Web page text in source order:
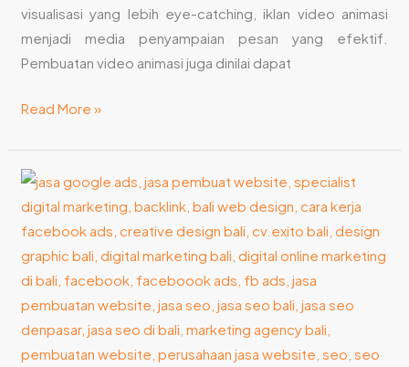
visualisasi yang lebih eye-catching, iklan video animasi
menjadi media penyampaian pesan yang efektif.
Pembuatan video animasi juga dinilai dapat
Read More »
Mengapa
Jasa
Pembuat
Video
Animasi
Populer
Untuk
Online